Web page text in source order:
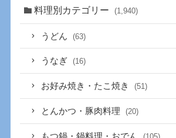
料理別カテゴリー (1,940)
うどん (63)
うなぎ (16)
お好み焼き・たこ焼き (51)
とんかつ・豚肉料理 (20)
もつ鍋・鍋料理・おでん (105)